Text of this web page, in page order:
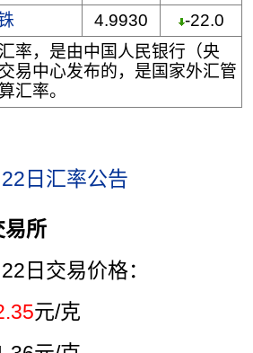
4.9930
-22.0
率，是由中国人民银行（央
易中心发布的，是国家外汇管
汇率。
日汇率公告
易所
日交易价格：
元/克